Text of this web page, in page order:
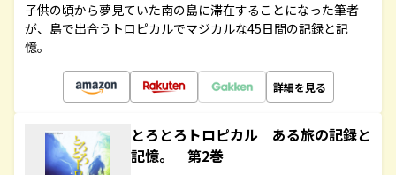
子供の頃から夢見ていた南の島に滞在することになった筆者
が、島で出合うトロピカルでマジカルな45日間の記録と記
憶。
詳細を見る
とろとろトロピカル ある旅の記録と
記憶。 第2巻